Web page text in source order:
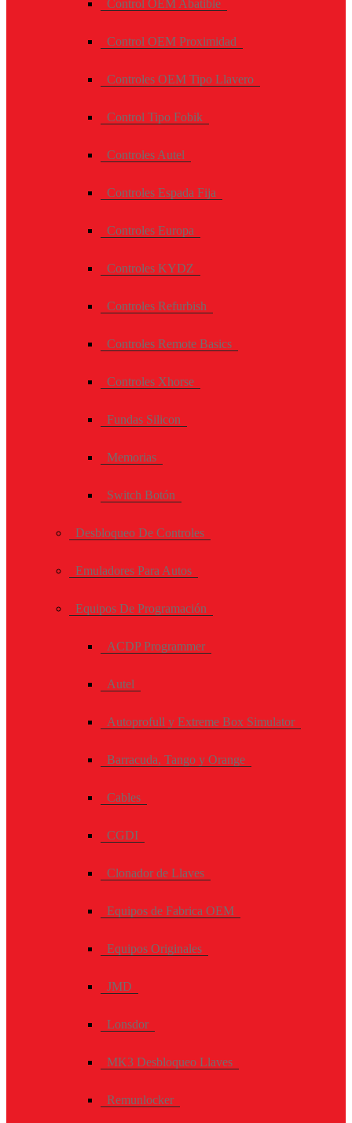
Control OEM Abatible
Control OEM Proximidad
Controles OEM Tipo Llavero
Control Tipo Fobik
Controles Autel
Controles Espada Fija
Controles Europa
Controles KYDZ
Controles Refurbish
Controles Remote Basics
Controles Xhorse
Fundas Silicon
Memorias
Switch Botón
Desbloqueo De Controles
Emuladores Para Autos
Equipos De Programación
ACDP Programmer
Autel
Autoprofull y Extreme Box Simulator
Barracuda, Tango y Orange
Cables
CGDI
Clonador de Llaves
Equipos de Fabrica OEM
Equipos Originales
JMD
Lonsdor
MK3 Desbloqueo Llaves
Remunlocker